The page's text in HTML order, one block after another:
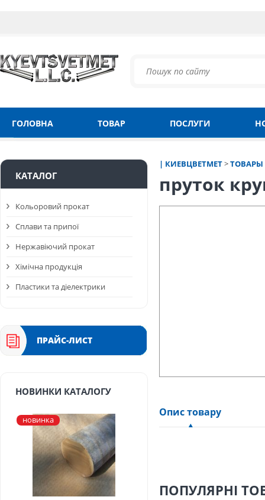
ГОЛОВНА ТОВАР ПОСЛУГИ
| КИЕВЦВЕТМЕТ>ТОВАРЫ
пруток
Опис товару
ПОПУЛЯРНІ
КАТАЛОГ
Кольоровий прокат
Сплави та припої
Нержавіючий прокат
Хімічна продукція
Пластики та діелектрики
ПРАЙС-ЛИСТ
НОВИНКИ КАТАЛОГУ
новинка